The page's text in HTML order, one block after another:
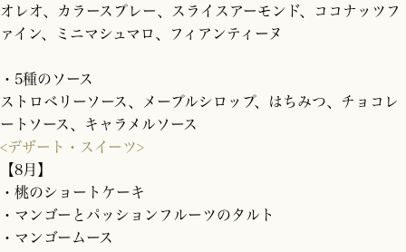
オレオ、カラースプレー、スライスアーモンド、ココナッツフ
ァイン、ミニマシュマロ、フィアンティーヌ
・5種のソース
ストロベリーソース、メープルシロップ、はちみつ、チョコレ
ートソース、キャラメルソース
<デザート・スイーツ>
【8月】
・桃のショートケーキ
・マンゴーとパッションフルーツのタルト
・マンゴームース